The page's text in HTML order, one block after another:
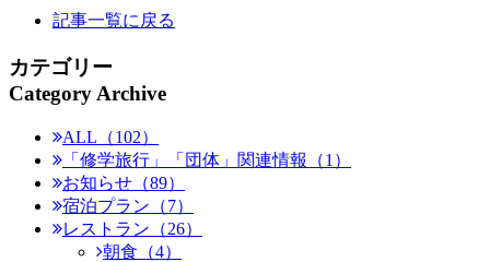
記事一覧に戻る
カテゴリー
Category Archive
ALL（102）
「修学旅行」「団体」関連情報（1）
お知らせ（89）
宿泊プラン（7）
レストラン（26）
朝食（4）